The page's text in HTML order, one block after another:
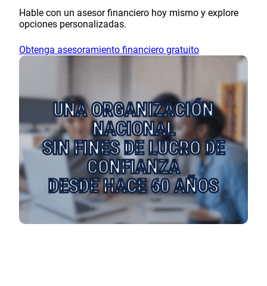
Hable con un asesor financiero hoy mismo y explore
opciones personalizadas.
Obtenga asesoramiento financiero gratuito
UNA ORGANIZACIÓN
NACIONAL
SIN FINES DE LUCRO DE
CONFIANZA
DESDE HACE 60 AÑOS